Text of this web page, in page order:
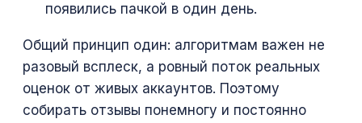
появились пачкой в один день.
Общий принцип один: алгоритмам важен не
разовый всплеск, а ровный поток реальных
оценок от живых аккаунтов. Поэтому
собирать отзывы понемногу и постоянно